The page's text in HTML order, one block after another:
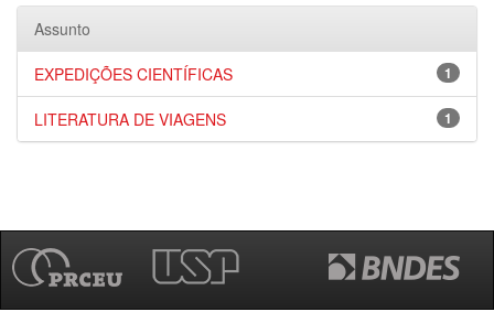
Assunto
1
EXPEDIÇÕES CIENTÍFICAS
1
LITERATURA DE VIAGENS